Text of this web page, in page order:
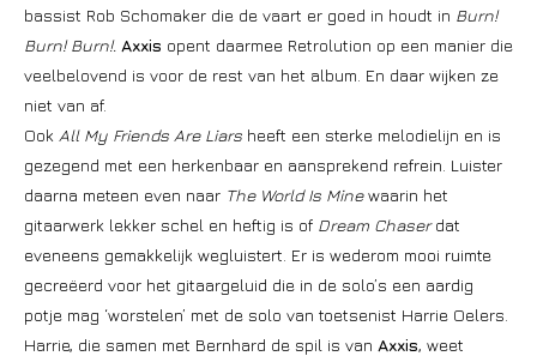
bassist Rob Schomaker die de vaart er goed in houdt in Burn!
Burn! Burn!. Axxis opent daarmee Retrolution op een manier die
veelbelovend is voor de rest van het album. En daar wijken ze
niet van af.
Ook All My Friends Are Liars heeft een sterke melodielijn en is
gezegend met een herkenbaar en aansprekend refrein. Luister
daarna meteen even naar The World Is Minewaarin het
gitaarwerk lekker schel en heftig is of Dream Chaserdat
eveneens gemakkelijk wegluistert. Er is wederom mooi ruimte
gecreëerd voor het gitaargeluid die in de solo’s een aardig
potje mag ‘worstelen’ met de solo van toetsenist Harrie Oelers.
Harrie, die samen met Bernhard de spil is van Axxis, weet